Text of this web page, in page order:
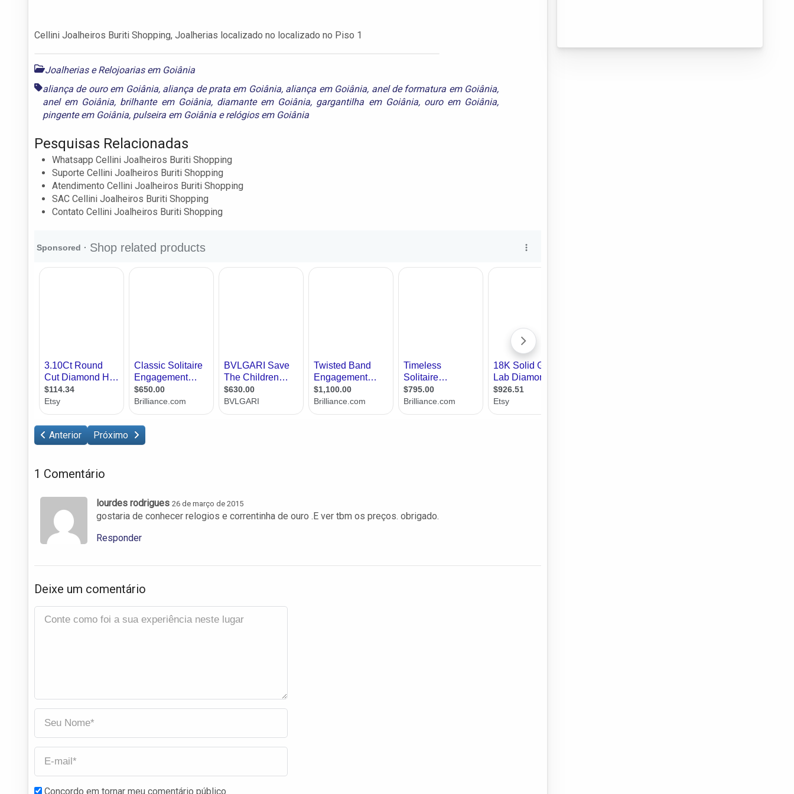
Cellini Joalheiros Buriti Shopping, Joalherias localizado no localizado no Piso 1
Joalherias e Relojoarias em Goiânia
aliança de ouro em Goiânia, aliança de prata em Goiânia, aliança em Goiânia, anel de formatura em Goiânia,
anel em Goiânia, brilhante em Goiânia, diamante em Goiânia, gargantilha em Goiânia, ouro em Goiânia,
pingente em Goiânia, pulseira em Goiânia erelógios em Goiânia
Pesquisas Relacionadas
Whatsapp Cellini Joalheiros Buriti Shopping
Suporte Cellini Joalheiros Buriti Shopping
Atendimento Cellini Joalheiros Buriti Shopping
SAC Cellini Joalheiros Buriti Shopping
Contato Cellini Joalheiros Buriti Shopping
Anterior Próximo
1 Comentário
lourdes rodrigues 26 de março de 2015
gostaria de conhecer relogios e correntinha de ouro .E ver tbm os preços. obrigado.
Responder
Deixe um comentário
Concordo em tornar meu comentário público